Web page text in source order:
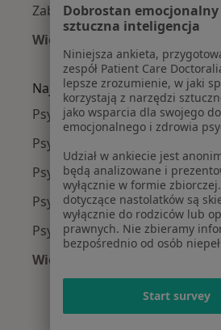
Zaburzenia lękowe w Gdyni
Więcej (15)
Więcej w kategorii:
Najpopularniejsze
Psycholodzy z Medicover w
Psycholodzy z TU Zdrowie w
Psycholodzy z Allianz w Gdyni
Psycholodzy z POLMED w
Psycholodzy z NFZ w Gdyni
Więcej (2)
Więcej w kategorii:
Dobrostan emocjonalny
sztuczna inteligencja
Niniejsza ankieta,
zespół Patient Care
lepsze zrozumienie, w jaki
korzystają z narzędzi
jako wsparcia dla swojego
emocjonalnego i zdrowia
Udział w ankiecie jest
będą analizowane i
wyłącznie w formie
dotyczące nastolatków są
wyłącznie do rodziców lub
prawnych. Nie zbieramy
bezpośrednio od osób
Start survey